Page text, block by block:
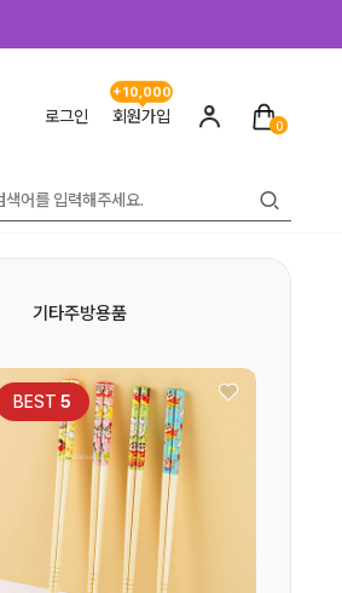
로그인 회원가입
+10,000
0
기타주방용품
BEST 5